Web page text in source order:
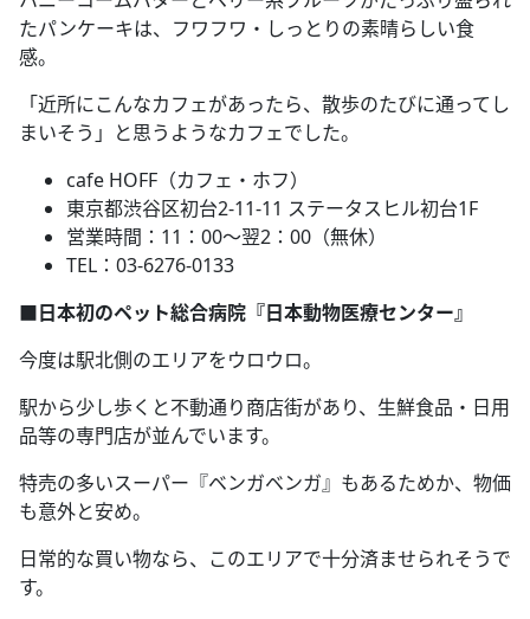
たパンケーキは、フワフワ・しっとりの素晴らしい食
感。
「近所にこんなカフェがあったら、散歩のたびに通ってし
まいそう」と思うようなカフェでした。
cafe HOFF（カフェ・ホフ）
東京都渋谷区初台2-11-11 ステータスヒル初台1F
営業時間：11：00～翌2：00（無休）
TEL：03-6276-0133
■日本初のペット総合病院『日本動物医療センター』
今度は駅北側のエリアをウロウロ。
駅から少し歩くと不動通り商店街があり、生鮮食品・日用
品等の専門店が並んでいます。
特売の多いスーパー『ベンガベンガ』もあるためか、物価
も意外と安め。
日常的な買い物なら、このエリアで十分済ませられそうで
す。